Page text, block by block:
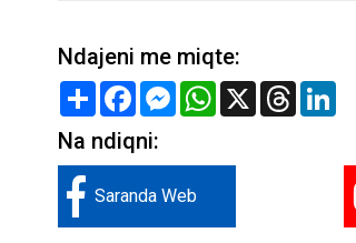
Ndajeni me miqte:
Share FacebookMessenger
WhatsApp
X Threads
Na ndiqni:
Saranda Web